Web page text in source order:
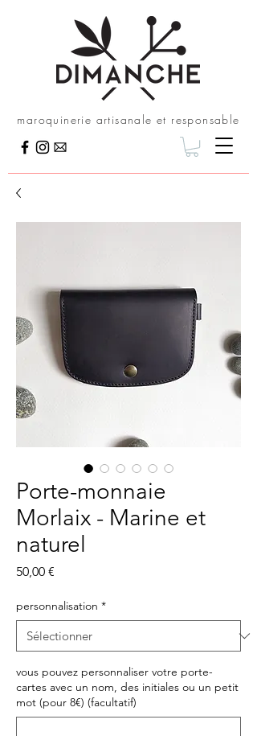
maroquinerie artisanale et responsable
Porte-monnaie
Morlaix - Marine et
naturel
50,00 €
personnalisation *
vous pouvez personnaliser votre porte-
cartes avec un nom, des initiales ou un petit
mot (pour 8€) (facultatif)